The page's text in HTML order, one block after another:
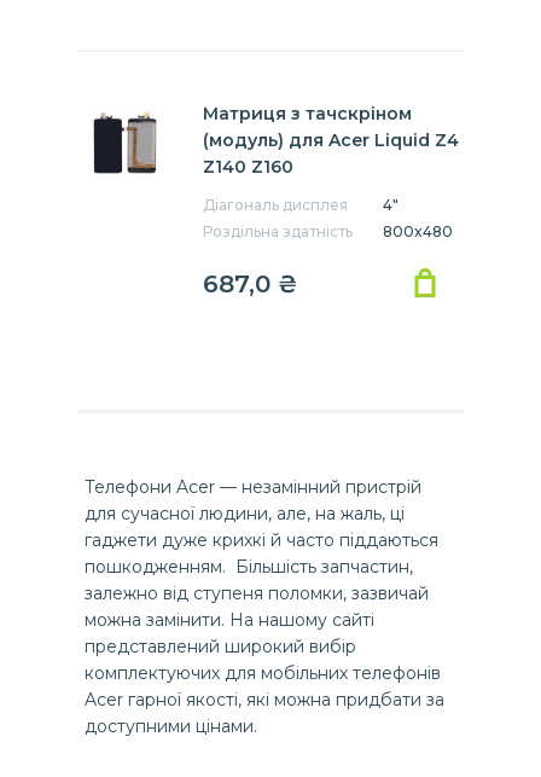
Матриця з тачскріном
(модуль) для Acer Liquid Z4
Z140 Z160
Діагональ дисплея
4"
Роздільна здатність
800x480
687,0 ₴
Телефони Acer — незамінний пристрій
для сучасної людини, але, на жаль, ці
гаджети дуже крихкі й часто піддаються
пошкодженням. Більшість запчастин,
залежно від ступеня поломки, зазвичай
можна замінити. На нашому сайті
представлений широкий вибір
комплектуючих для мобільних телефонів
Acer гарної якості, які можна придбати за
доступними цінами.